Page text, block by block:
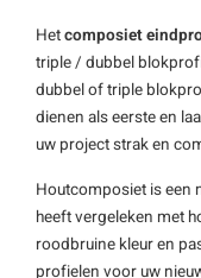
Hetcomposiet
triple / dubbel
dubbel of triple
dienen als eerste en
uw project strak en
Houtcomposiet is een
heeft vergeleken met
roodbruine kleur en
profielen voor uw